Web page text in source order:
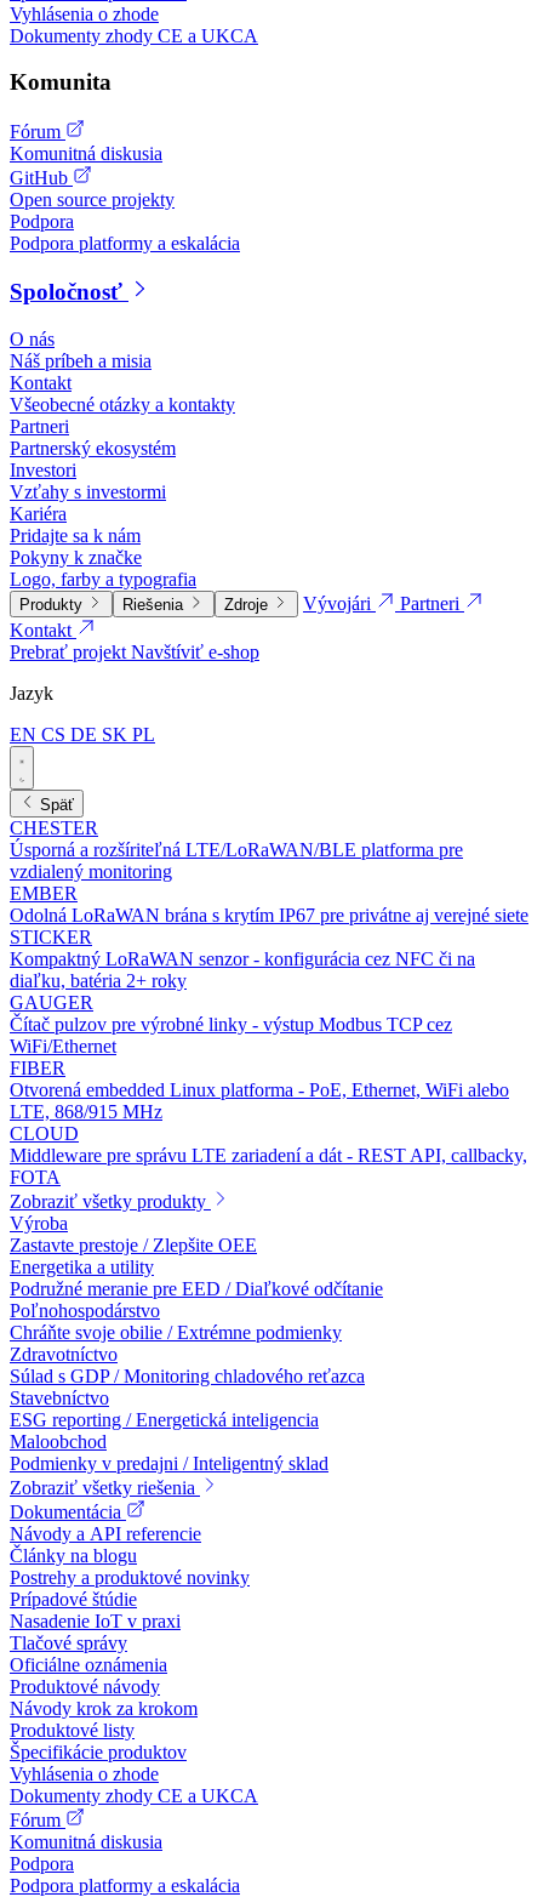
Vyhlásenia o zhode
Dokumenty zhody CE a UKCA
Komunita
Fórum
Komunitná diskusia
GitHub
Open source projekty
Podpora
Podpora platformy a eskalácia
Spoločnosť
O nás
Náš príbeh a misia
Kontakt
Všeobecné otázky a kontakty
Partneri
Partnerský ekosystém
Investori
Vzťahy s investormi
Kariéra
Pridajte sa k nám
Pokyny k značke
Logo, farby a typografia
Produkty Riešenia Zdroje Vývojári
Partneri
Kontakt
Prebrať projektNavštíviť e-shop
Jazyk
EN CS DE SK PL
Späť
CHESTER
Úsporná a rozšíriteľná LTE/LoRaWAN/BLE platforma pre
vzdialený monitoring
EMBER
Odolná LoRaWAN brána s krytím IP67 pre privátne aj verejné siete
STICKER
Kompaktný LoRaWAN senzor - konfigurácia cez NFC či na
diaľku, batéria 2+ roky
GAUGER
Čítač pulzov pre výrobné linky - výstup Modbus TCP cez
WiFi/Ethernet
FIBER
Otvorená embedded Linux platforma - PoE, Ethernet, WiFi alebo
LTE, 868/915 MHz
CLOUD
Middleware pre správu LTE zariadení a dát - REST API, callbacky,
FOTA
Zobraziť všetky produkty
Výroba
Zastavte prestoje / Zlepšite OEE
Energetika a utility
Podružné meranie pre EED / Diaľkové odčítanie
Poľnohospodárstvo
Chráňte svoje obilie / Extrémne podmienky
Zdravotníctvo
Súlad s GDP / Monitoring chladového reťazca
Stavebníctvo
ESG reporting / Energetická inteligencia
Maloobchod
Podmienky v predajni / Inteligentný sklad
Zobraziť všetky riešenia
Dokumentácia
Návody a API referencie
Články na blogu
Postrehy a produktové novinky
Prípadové štúdie
Nasadenie IoT v praxi
Tlačové správy
Oficiálne oznámenia
Produktové návody
Návody krok za krokom
Produktové listy
Špecifikácie produktov
Vyhlásenia o zhode
Dokumenty zhody CE a UKCA
Fórum
Komunitná diskusia
Podpora
Podpora platformy a eskalácia